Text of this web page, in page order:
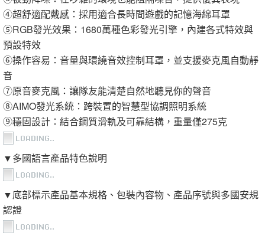
④超舒適配戴感：採用適合長時間遊戲的記憶海綿耳罩
⑤RGB發光效果：1680萬種色彩發光引擎，內建各式特效與
預設特效
⑥操作容易：音量與環繞音效控制耳罩，並支援麥克風自動靜
音
⑦原音麥克風：讓隊友能清楚自然地聽見你的聲音
⑧AIMO發光系統：跨裝置的智慧型協調照明系統
⑨穩固設計：結合鋼質滑軌及可靠結構，重量僅275克
▼多國語言產品特色說明
▼底部標示產品基本規格、包裝內容物、產品序號與多國安規
認證